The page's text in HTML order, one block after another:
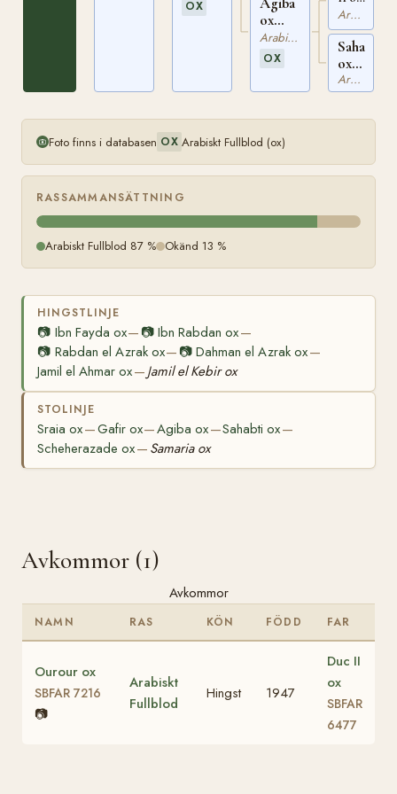
OX
ox
SBFAR
4224
Arabiskt Fullblod
OX
SBFAR
3301
Arabiskt Fullblod
Sahabti
ox
SBFAR
3014
Arabiskt Fullblod
Foto finns i databasen OX Arabiskt Fullblod (ox)
RASSAMMANSÄTTNING
Arabiskt Fullblod 87 % Okänd 13 %
HINGSTLINJE
📷 Ibn Fayda ox— 📷Ibn Rabdan ox—
📷 Rabdan el Azrak ox— 📷Dahman el Azrak ox—
Jamil el Ahmar ox—Jamil el Kebir ox
STOLINJE
Sraia ox—Gafir ox—Agiba ox—Sahabti ox—
Scheherazade ox— Samaria ox
Avkommor (1)
Avkommor
NAMN RAS KÖN FÖDD FAR
Ourour ox
SBFAR 7216
📷
Arabiskt
Fullblod
Hingst 1947
Duc II
ox
SBFAR
6477